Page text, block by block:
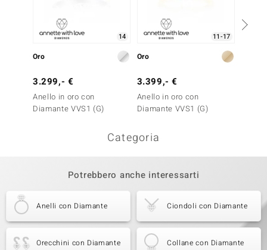
14
Oro
3.299,- €
Anello in oro con
Diamante VVS1 (G)
11-17
Oro
3.399,- €
Anello in oro con
Diamante VVS1 (G)
Categoria
Potrebbero anche interessarti
Anelli con Diamante Ciondoli con Diamante
Orecchini con Diamante Collane con Diamante